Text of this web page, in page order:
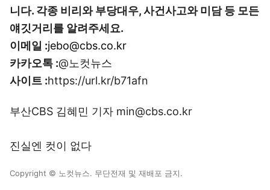
니다. 각종 비리와 부당대우, 사건사고와 미담 등 모든
얘깃거리를 알려주세요.
이메일 :jebo@cbs.co.kr
카카오톡 :@노컷뉴스
사이트 :https://url.kr/b71afn
부산CBS 김혜민 기자 min@cbs.co.kr
진실엔 컷이 없다
Copyright © 노컷뉴스. 무단전재 및 재배포 금지.